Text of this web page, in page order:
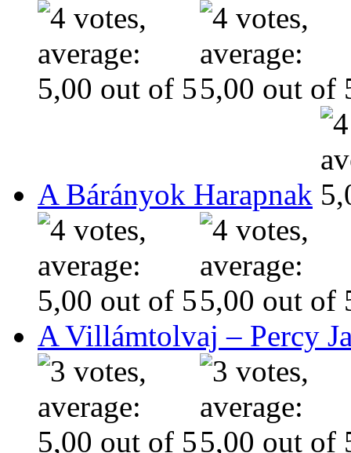
A Bárányok Harapnak
A Villámtolvaj – Percy